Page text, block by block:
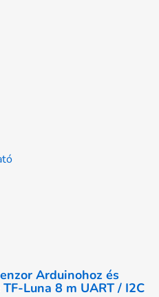
Arduinohoz és
Luna 8 m UART / I2C